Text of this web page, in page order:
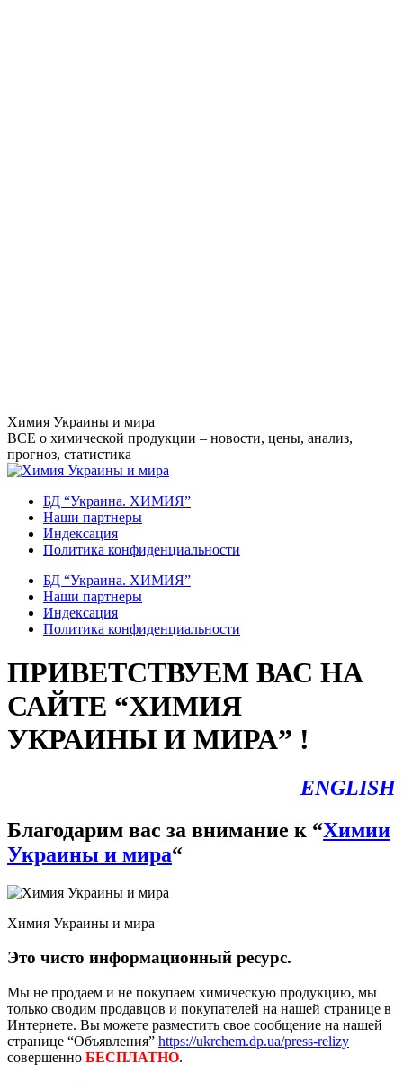
Перейти
к
содержанию
Химия Украины и мира
ВСЕ о химической продукции – новости, цены, анализ,
прогноз, статистика
БД “Украина. ХИМИЯ”
Наши партнеры
Индексация
Политика конфиденциальности
БД “Украина. ХИМИЯ”
Наши партнеры
Индексация
Политика конфиденциальности
ПРИВЕТСТВУЕМ ВАС НА
САЙТЕ “ХИМИЯ
УКРАИНЫ И МИРА” !
ENGLISH
Благодарим вас за внимание к “Химии
Украины и мира“
Химия Украины и мира
Это чисто информационный ресурс.
Мы не продаем и не покупаем химическую продукцию, мы
только сводим продавцов и покупателей на нашей странице в
Интернете. Вы можете разместить свое сообщение на нашей
странице “Объявления” https://ukrchem.dp.ua/press-relizy
совершенно БЕСПЛАТНО.